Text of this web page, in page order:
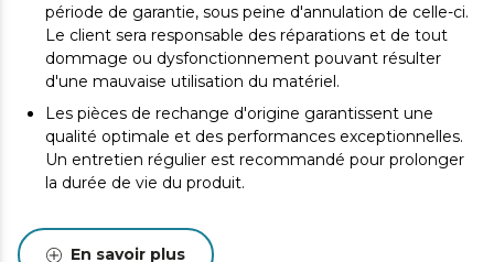
période de garantie, sous peine d'annulation de celle-ci.
Le client sera responsable des réparations et de tout
dommage ou dysfonctionnement pouvant résulter
d'une mauvaise utilisation du matériel.
Les pièces de rechange d'origine garantissent une
qualité optimale et des performances exceptionnelles.
Un entretien régulier est recommandé pour prolonger
la durée de vie du produit.
En savoir plus